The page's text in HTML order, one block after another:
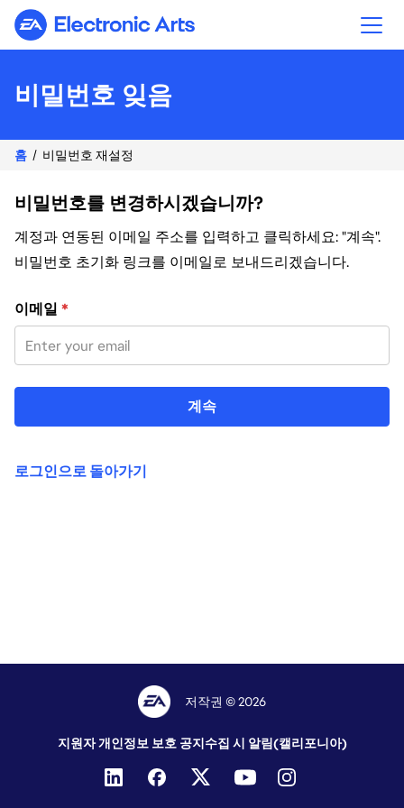
Electronic Arts
비밀번호 잊음
홈 비밀번호 재설정
비밀번호를 변경하시겠습니까?
계정과 연동된 이메일 주소를 입력하고 클릭하세요: "계속".
비밀번호 초기화 링크를 이메일로 보내드리겠습니다.
이메일 주소로 비밀번호 재설정
이메일 *
계속
로그인으로 돌아가기
저작권 © 2026
지원자 개인정보 보호 공지수집 시 알림(캘리포니아)